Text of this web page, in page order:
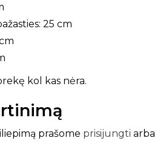
25 cm
kol kas nėra.
prašome prisijungti arba